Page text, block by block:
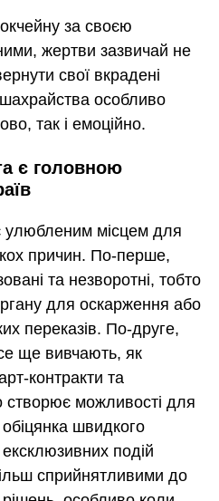
за своєю
жертви зазвичай не
свої вкрадені
особливо
так і емоційно.
є головною
улюбленим місцем для
причин. По-перше,
та незворотні, тобто
для оскарження або
переказів. По-друге,
ще вивчають, як
контракти та
створює можливості для
швидкого
ексклюзивних подій
сприйнятливими до